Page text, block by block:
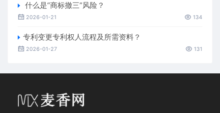
什么是“商标撤三”风险？
2026-01-21 134
专利变更专利权人流程及所需资料？
2026-01-27 131